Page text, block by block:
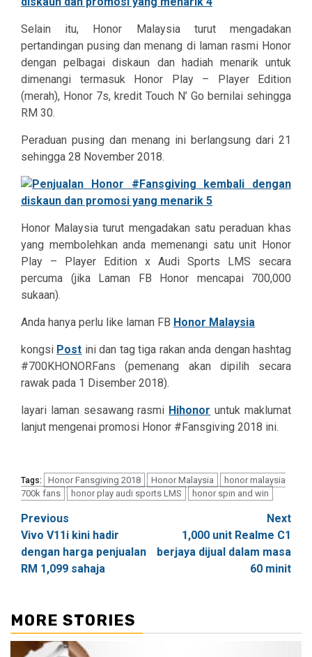
Selain itu, Honor Malaysia turut mengadakan
pertandingan pusing dan menang di laman rasmi Honor
dengan pelbagai diskaun dan hadiah menarik untuk
dimenangi termasuk Honor Play – Player Edition
(merah), Honor 7s, kredit Touch N’ Go bernilai sehingga
RM 30.
Peraduan pusing dan menang ini berlangsung dari 21
sehingga 28 November 2018.
Honor Malaysia turut mengadakan satu peraduan khas
yang membolehkan anda memenangi satu unit Honor
Play – Player Edition x Audi Sports LMS secara
percuma (jika Laman FB Honor mencapai 700,000
sukaan).
Anda hanya perlu like laman FB Honor Malaysia
kongsi Post ini dan tag tiga rakan anda dengan hashtag
#700KHONORFans (pemenang akan dipilih secara
rawak pada 1 Disember 2018).
layari laman sesawang rasmi Hihonor untuk maklumat
lanjut mengenai promosi Honor #Fansgiving 2018 ini.
Tags: Honor Fansgiving 2018 Honor Malaysia
honor malaysia
700k fans
honor play audi sports LMS honor spin and win
Post
navigation
Previous
Vivo V11i kini hadir
dengan harga penjualan
RM 1,099 sahaja
Next
1,000 unit Realme C1
berjaya dijual dalam masa
60 minit
MORE STORIES